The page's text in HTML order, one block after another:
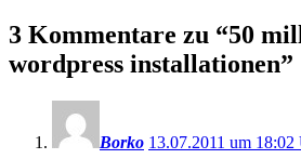
3 Kommentare zu “50
wordpress installationen”
Borko 13.07.2011 um 18:02